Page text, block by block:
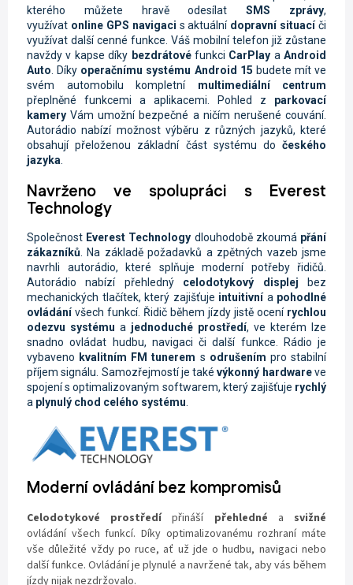
kterého můžete hravě odesílatSMS zprávy,
využívat online GPS navigaci s aktuální dopravní situacíči
využívat další cenné funkce. Váš mobilní telefon již zůstane
navždy v kapse díky bezdrátovéfunkci CarPlay a Android
Auto . Díky operačnímu systému Android 15 budete mít ve
svém automobilu kompletní multimediální centrum
přeplněné funkcemi a aplikacemi. Pohled z parkovací
kamery Vám umožní bezpečné a ničím nerušené couvání.
Autorádio nabízí možnost výběru z různých jazyků, které
obsahují přeloženou základní část systému do českého
jazyka
Navrženo ve spolupráci s Everest
Technology
Společnost Everest Technology dlouhodobě zkoumá přání
zákazníků. Na základě požadavků a zpětných vazeb jsme
navrhli autorádio, které splňuje moderní potřeby řidičů.
Autorádio nabízí přehledný celodotykový displej bez
mechanických tlačítek, který zajišťuje intuitivnía pohodlné
ovládánívšech funkcí. Řidič během jízdy jistě ocení rychlou
odezvu systému a jednoduché prostředí, ve kterém lze
snadno ovládat hudbu, navigaci či další funkce. Rádio je
vybaveno kvalitním FM tunerem s odrušením pro stabilní
příjem signálu. Samozřejmostí je takévýkonný hardwareve
spojení s optimalizovaným softwarem, který zajišťuje rychlý
a plynulý chod celého systému.
Moderní ovládání bez kompromisů
Celodotykové prostředípřinášípřehledné a svižné
ovládání všech funkcí. Díky optimalizovanému rozhraní máte
vše důležité vždy po ruce, ať už jde o hudbu, navigaci nebo
další funkce. Ovládání je plynulé a navržené tak, aby vás během
jízdy nijak nezdržovalo.